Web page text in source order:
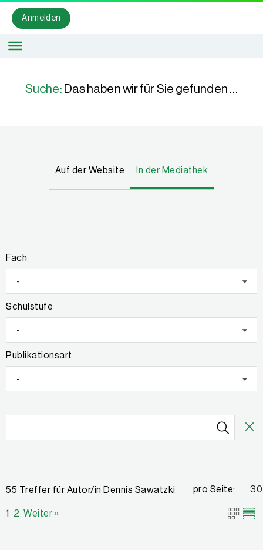
Anmelden
Suche: Das haben wir für Sie gefunden …
Auf der Website In der Mediathek
Fach
-
Schulstufe
-
Publikationsart
-
55 Treffer für Autor/in Dennis Sawatzki pro Seite: 30
1 2 Weiter »